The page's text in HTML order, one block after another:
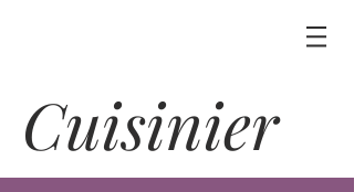
Cuisinier